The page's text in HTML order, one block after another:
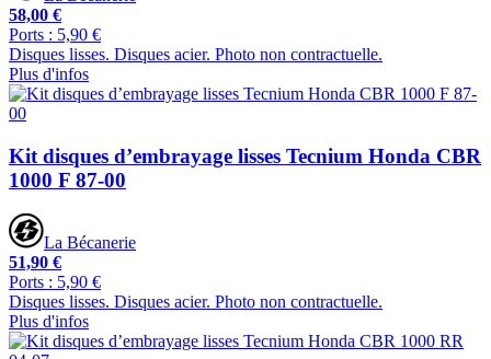
58,00 €
Ports : 5,90 €
Disques lisses. Disques acier. Photo non contractuelle.
Plus d'infos
Kit disques d’embrayage lisses Tecnium Honda CBR
1000 F 87-00
La Bécanerie
51,90 €
Ports : 5,90 €
Disques lisses. Disques acier. Photo non contractuelle.
Plus d'infos